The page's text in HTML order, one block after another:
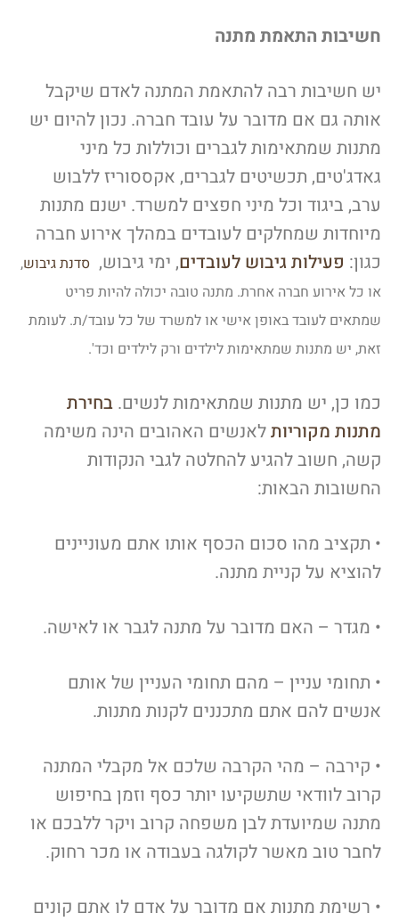
חשיבות התאמת מתנה
יש חשיבות רבה להתאמת המתנה לאדם שיקבל
אותה גם אם מדובר על עובד חברה. נכון להיום יש
מתנות שמתאימות לגברים וכוללות כל מיני
גאדג'טים, תכשיטים לגברים, אקססוריז ללבוש
ערב, ביגוד וכל מיני חפצים למשרד. ישנם מתנות
מיוחדות שמחלקים לעובדים במהלך אירוע חברה
כגון: פעילות גיבוש לעובדים, ימי גיבוש, סדנת גיבוש,
או כל אירוע חברה אחרת. מתנה טובה יכולה להיות פריט
שמתאים לעובד באופן אישי או למשרד של כל עובד/ת. לעומת
זאת, יש מתנות שמתאימות לילדים ורק לילדים וכד'.
כמו כן, יש מתנות שמתאימות לנשים. בחירת
מתנות מקוריותלאנשים האהובים הינה משימה
קשה, חשוב להגיע להחלטה לגבי הנקודות
החשובות הבאות:
• תקציב מהו סכום הכסף אותו אתם מעוניינים
להוציא על קניית מתנה.
• מגדר – האם מדובר על מתנה לגבר או לאישה.
• תחומי עניין – מהם תחומי העניין של אותם
אנשים להם אתם מתכננים לקנות מתנות.
• קירבה – מהי הקרבה שלכם אל מקבלי המתנה
קרוב לוודאי שתשקיעו יותר כסף וזמן בחיפוש
מתנה שמיועדת לבן משפחה קרוב ויקר ללבכם או
לחבר טוב מאשר לקולגה בעבודה או מכר רחוק.
• רשימת מתנות אם מדובר על אדם לו אתם קונים